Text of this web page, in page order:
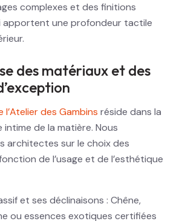
complexes et des finitions
apportent une profondeur tactile
des matériaux et des
l’Atelier des Gambins réside dans la
intime de la matière. Nous
architectes sur le choix des
de l’usage et de l’esthétique
et ses déclinaisons : Chêne,
ou essences exotiques certifiées